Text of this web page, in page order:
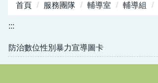
首頁 服務團隊 輔導室 輔導組
:::
防治數位性別暴力宣導圖卡